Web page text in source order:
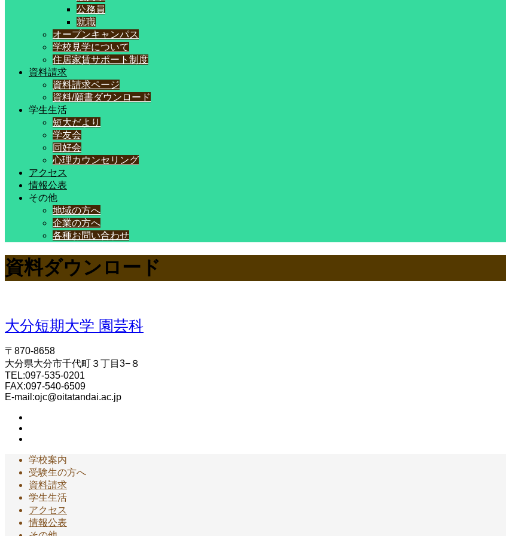
公務員
就職
オープンキャンパス
学校見学について
住居家賃サポート制度
資料請求
資料請求ページ
資料/願書ダウンロード
学生生活
短大だより
学友会
同好会
心理カウンセリング
アクセス
情報公表
その他
地域の方へ
企業の方へ
各種お問い合わせ
資料ダウンロード
大分短期大学 園芸科
〒870-8658
大分県大分市千代町３丁目3−８
TEL:097-535-0201
FAX:097-540-6509
E-mail:ojc@oitatandai.ac.jp
学校案内
受験生の方へ
資料請求
学生生活
アクセス
情報公表